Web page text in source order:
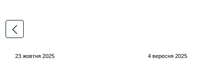
23 жовтня 2025 4 вересня 2025